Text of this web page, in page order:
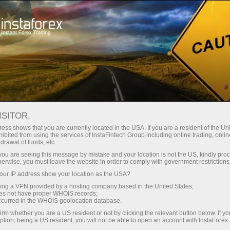
Pedagang baru
Pedagang baru
Halaman web ini sangat menarik minat mereka
yang telah memutuskan untuk mula berdagang
dalam talian, memulakan perjalanan ke dunia
kewangan. Malah pedagang profesional dan
berjaya pernah menjadi pedagang baru seperti
anda. Mereka mula mempelajari asas pasaran
dari awal. Nasib baik, kami telah memudahkan
tugas ini untuk anda dan mengumpul bahan
shows that you are currently located in the USA. If you are a resident of the
from using the services of InstaFintech Group including online trading,
of funds, etc.
are seeing this message by mistake and your location is not the US, kindly
you must leave the website in order to comply with government
IP address show your location as the USA?
a VPN provided by a hosting company based in the United States;
not have proper WHOIS records;
in the WHOIS geolocation database.
whether you are a US resident or not by clicking the relevant button below. If
being a US resident, you will not be able to open an account with InstaForex